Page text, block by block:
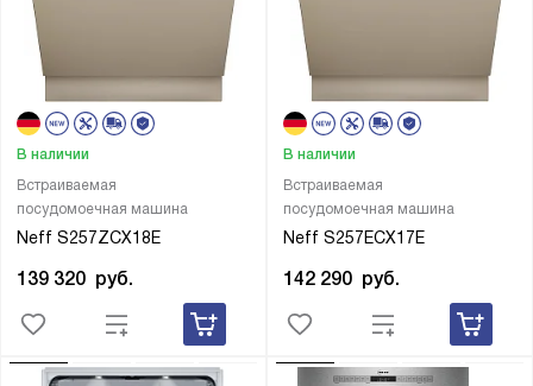
Встраиваемая
посудомоечная машина
Neff S257ZCX18E
В наличии
139 320 руб.
Встраиваемая
посудомоечная машина
Neff S257ECX17E
В наличии
142 290 руб.